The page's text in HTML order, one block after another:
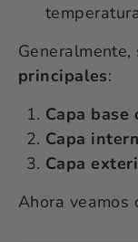
temperatura
principales:
Capa
Capa
Capa
Ahora veamos